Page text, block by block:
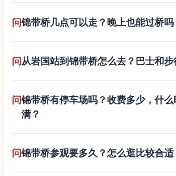
问锦带桥几点可以走？晚上也能过桥吗
问从岩国站到锦带桥怎么去？巴士和步
问锦带桥有停车场吗？收费多少，什
满？
问锦带桥参观要多久？怎么逛比较合适